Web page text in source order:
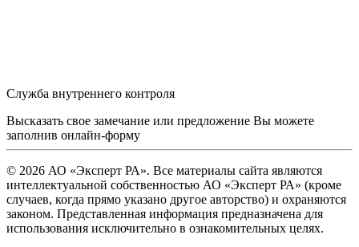
Служба внутреннего контроля
Высказать свое замечание или предложение Вы можете
заполнив онлайн-форму
© 2026 АО «Эксперт РА». Все материалы сайта являются
интеллектуальной собственностью АО «Эксперт РА» (кроме
случаев, когда прямо указано другое авторство) и охраняются
законом. Представленная информация предназначена для
использования исключительно в ознакомительных целях.